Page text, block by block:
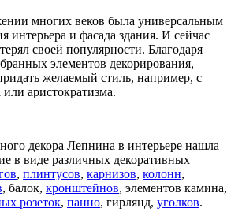
многих веков была универсальным
интерьера и фасада здания. И сейчас
своей популярности. Благодаря
элементов декорирования,
желаемый стиль, например, с
аристократизма.
декора Лепнина в интерьере нашла
в виде различных декоративных
, плинтусов, карнизов, колонн,
, балок, кронштейнов, элементов камина,
розеток, панно, гирлянд, уголков.